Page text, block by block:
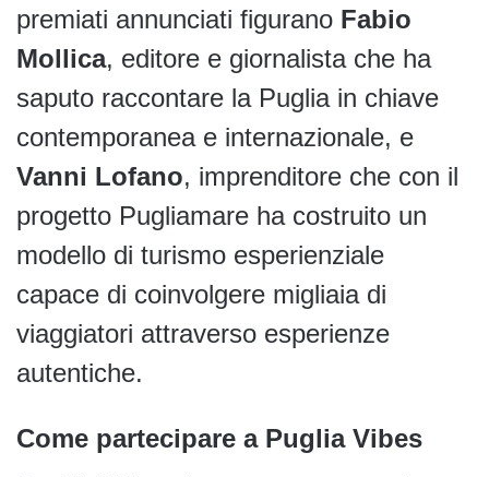
premiati annunciati figurano Fabio
Mollica, editore e giornalista che ha
saputo raccontare la Puglia in chiave
contemporanea e internazionale, e
Vanni Lofano, imprenditore che con il
progetto Pugliamare ha costruito un
modello di turismo esperienziale
capace di coinvolgere migliaia di
viaggiatori attraverso esperienze
autentiche.
Come partecipare a Puglia Vibes